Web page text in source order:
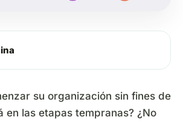
su organización sin fines de
en las etapas tempranas? ¿No